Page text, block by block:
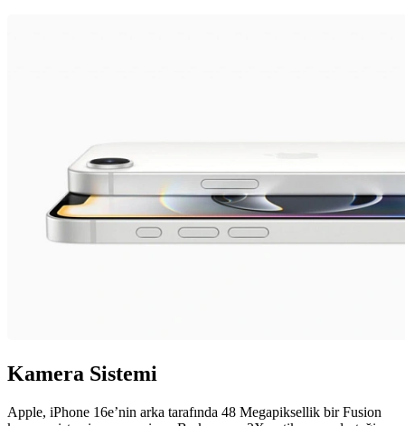
Kamera Sistemi
Apple, iPhone 16e’nin arka tarafında 48 Megapiksellik bir Fusion